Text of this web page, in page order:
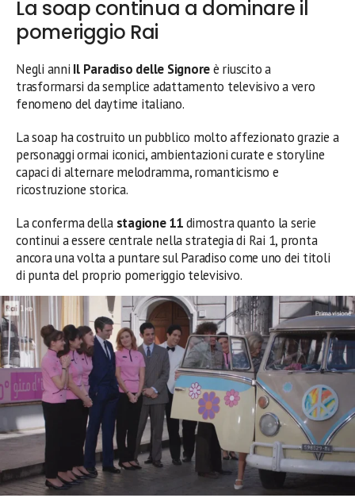
La soap continua a dominare il
pomeriggio Rai
Negli anni Il Paradiso delle Signoreè riuscito a
trasformarsi da semplice adattamento televisivo a vero
fenomeno del daytime italiano.
La soap ha costruito un pubblico molto affezionato grazie a
personaggi ormai iconici, ambientazioni curate e storyline
capaci di alternare melodramma, romanticismo e
ricostruzione storica.
La conferma della stagione 11dimostra quanto la serie
continui a essere centrale nella strategia di Rai 1, pronta
ancora una volta a puntare sul Paradiso come uno dei titoli
di punta del proprio pomeriggio televisivo.